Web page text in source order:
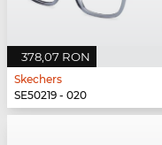
378,07 RON
Skechers
SE50219 - 020